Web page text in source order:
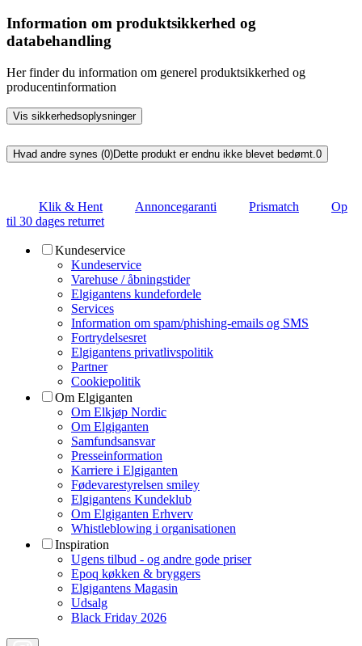
Information om produktsikkerhed og
databehandling
Her finder du information om generel produktsikkerhed og
producentinformation
Vis sikkerhedsoplysninger
Hvad andre synes (0)Dette produkt er endnu ikke blevet bedømt. 0
Klik & Hent Annoncegaranti Prismatch
Op
til 30 dages returret
Kundeservice
Kundeservice
Varehuse / åbningstider
Elgigantens kundefordele
Services
Information om spam/phishing-emails og SMS
Fortrydelsesret
Elgigantens privatlivspolitik
Partner
Cookiepolitik
Om Elgiganten
Om Elkjøp Nordic
Om Elgiganten
Samfundsansvar
Presseinformation
Karriere i Elgiganten
Fødevarestyrelsen smiley
Elgigantens Kundeklub
Om Elgiganten Erhverv
Whistleblowing i organisationen
Inspiration
Ugens tilbud - og andre gode priser
Epoq køkken & bryggers
Elgigantens Magasin
Udsalg
Black Friday 2026